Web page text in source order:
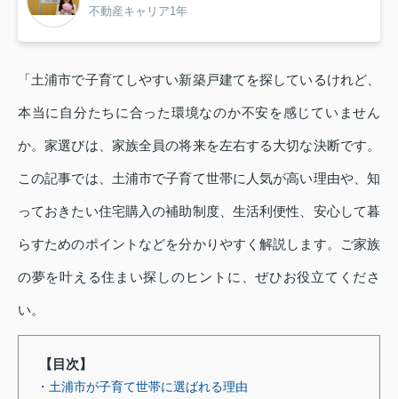
不動産キャリア1年
「土浦市で子育てしやすい新築戸建てを探しているけれど、
本当に自分たちに合った環境なのか不安を感じていません
か。家選びは、家族全員の将来を左右する大切な決断です。
この記事では、土浦市で子育て世帯に人気が高い理由や、知
っておきたい住宅購入の補助制度、生活利便性、安心して暮
らすためのポイントなどを分かりやすく解説します。ご家族
の夢を叶える住まい探しのヒントに、ぜひお役立てくださ
い。
【目次】
・土浦市が子育て世帯に選ばれる理由